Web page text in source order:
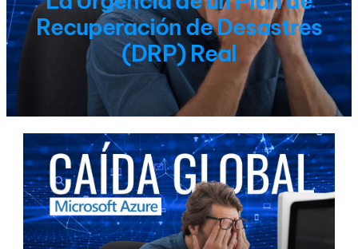
Recuperación de Desastres
(DRP) Real